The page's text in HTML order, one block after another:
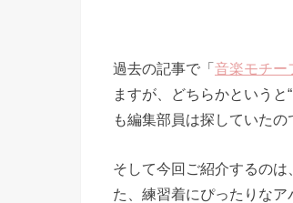
過去の記事で「音楽モチー
ますが、どちらかという
も編集部員は探していた
そして今回ご紹介するの
た、練習着にぴったりな